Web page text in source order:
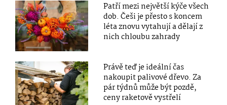
Patří mezi největší kýče všech
dob. Češi je přesto s koncem
léta znovu vytahují a dělají z
nich chloubu zahrady
Právě teď je ideální čas
nakoupit palivové dřevo. Za
pár týdnů může být pozdě,
ceny raketově vystřelí